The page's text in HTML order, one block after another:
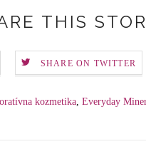
THIS
SHARE ON TWITTER
kozmetika, Everyday